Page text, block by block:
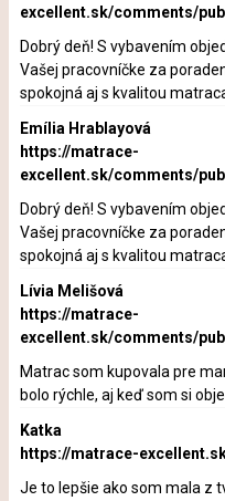
excellent.sk/comments/
Dobrý deň! S vybavením
Vašej pracovníčke za
spokojná aj s kvalitou
Emília Hrablayová
https://matrace-
excellent.sk/comments/
Dobrý deň! S vybavením
Vašej pracovníčke za
spokojná aj s kvalitou
Lívia Melišová
https://matrace-
excellent.sk/comments/
Matrac som kupovala pre
bolo rýchle, aj keď som si
Katka
https://matrace-
Je to lepšie ako som mala z